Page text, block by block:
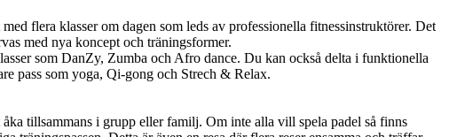
flera klasser om dagen som leds av professionella fitnessinstruktörer. Det
med nya koncept och träningsformer.
som DanZy, Zumba och Afro dance. Du kan också delta i funktionella
pass som yoga, Qi-gong och Strech & Relax.
tillsammans i grupp eller familj. Om inte alla vill spela padel så finns